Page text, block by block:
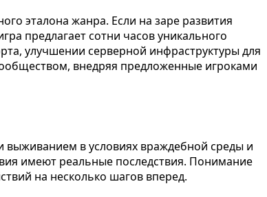
эталона жанра. Если на заре развития
предлагает сотни часов уникального
улучшении серверной инфраструктуры для
внедряя предложенные игроками
выживанием в условиях враждебной среды и
имеют реальные последствия. Понимание
на несколько шагов вперед.